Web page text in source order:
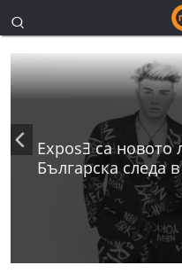
ExposƎ са новото
Българска следа